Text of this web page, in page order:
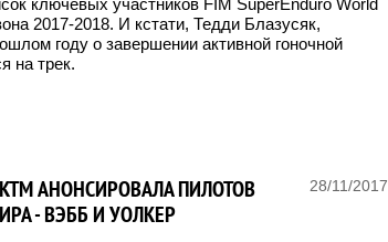
ключевых участников FIM SuperEnduro World
2017-2018. И кстати, Тедди Блазусяк,
году о завершении активной гоночной
на трек.
28/11/2017
KTM АНОНСИРОВАЛА ПИЛОТОВ
- ВЭББ И УОЛКЕР